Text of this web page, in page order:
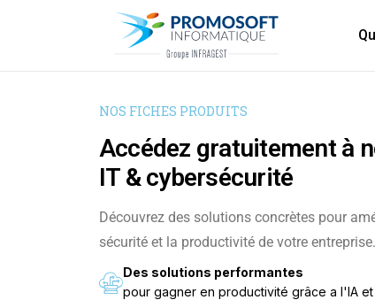
NOS FICHES PRODUITS
Accédez gratuitement à
IT & cybersécurité
Découvrez des solutions concrètes pour
sécurité et la productivité de votre entreprise.
Des solutions performantes
pour gagner en productivité grâce a l'IA